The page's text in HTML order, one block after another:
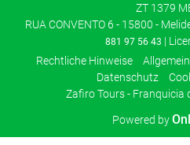
ZT 1379
RUA CONVENTO 6 - 15800 -
881 97 56 43 |
Rechtliche Hinweise
Datenschutz
Zafiro Tours - Franquicia
Powered by